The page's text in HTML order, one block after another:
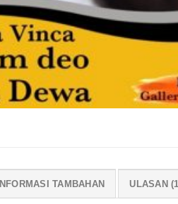
INFORMASI TAMBAHAN ULASAN